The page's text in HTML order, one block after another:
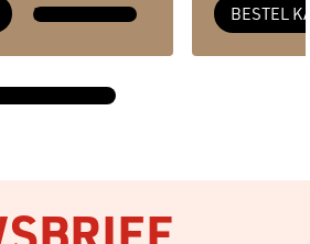
MEER INFO → BESTEL
AGENDA →